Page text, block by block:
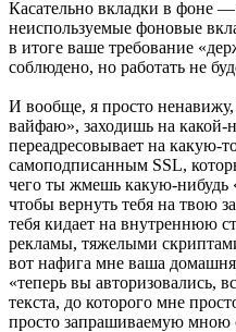
Касательно вкладки в фоне —
неиспользуемые фоновые
в итоге ваше требование
соблюдено, но работать не
И вообще, я просто
вайфаю», заходишь на какой-
переадресовывает на какую-
самоподписанным SSL,
чего ты жмешь какую-нибудь
чтобы вернуть тебя на твою
тебя кидает на внутреннюю
рекламы, тяжелыми
вот нафига мне ваша
«теперь вы авторизовались,
текста, до которого мне
просто запрашиваемую мною